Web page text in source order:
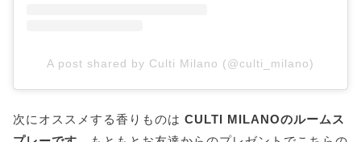
A post shared by Culti Milano (@culti_milano)
次にオススメする香りものは CULTI MILANOのルームス